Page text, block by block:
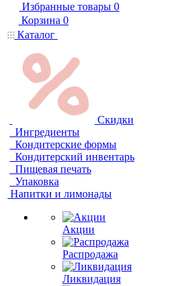
Избранные товары 0
Корзина 0
Каталог
Скидки
Ингредиенты
Кондитерские формы
Кондитерский инвентарь
Пищевая печать
Упаковка
Напитки и лимонады
Акции
Распродажа
Ликвидация